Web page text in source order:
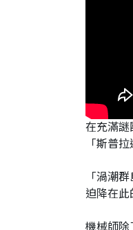
在充滿謎
「斯普
「渦潮
迫降在此
機械師除